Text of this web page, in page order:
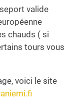
valide
chauds ( si
tours vous
voici le site